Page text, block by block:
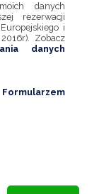
danych
rezerwacji
i
Zobacz
danych
Formularzem